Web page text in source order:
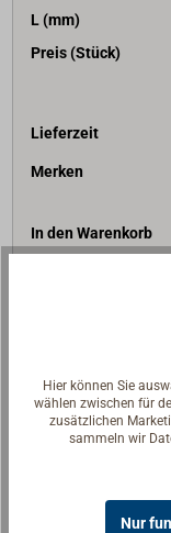
L (mm)
Preis (Stück)
Lieferzeit
Merken
In den Warenkorb
L (mm)
Preis (Stück)
Hier können Sie
wählen zwischen für
zusätzlichen
sammeln wir
Nur